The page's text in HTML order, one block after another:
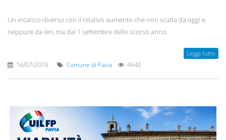
Un incarico diverso con il relativo aumento che non scatta da oggi e
neppure da ieri, ma dal 1 settembre dello scorso anno.
Leggi tutto
16/07/2016 Comune di Pavia 4640